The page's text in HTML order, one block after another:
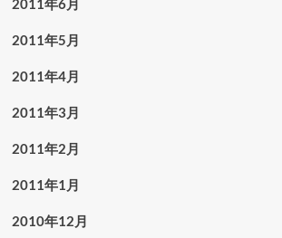
2011年5月
2011年4月
2011年3月
2011年2月
2011年1月
2010年12月